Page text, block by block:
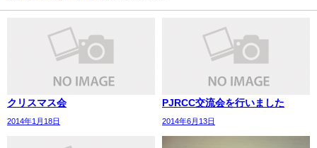
クリスマス会
2014年1月18日
PJRCC交流会を行いました
2014年6月13日